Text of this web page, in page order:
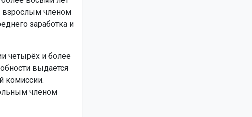
взрослым членом
заработка и
четырёх и более
выдаётся
комиссии.
членом